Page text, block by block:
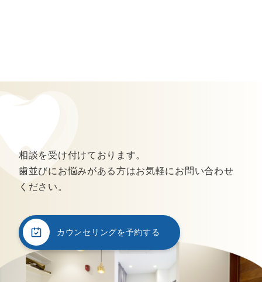
相談を受け付けております。
歯並びにお悩みがある方はお気軽にお問い合わせ
ください。
カウンセリングを予約する